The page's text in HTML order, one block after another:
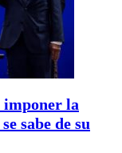
imponer la
sabe de su